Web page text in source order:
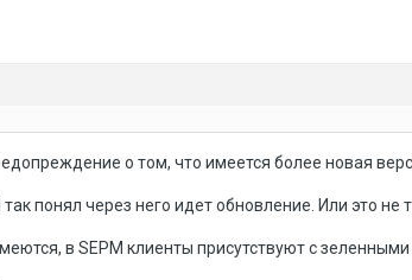
о том, что имеется более новая
понял через него идет обновление. Или это не
в SEPM клиенты присутствуют с